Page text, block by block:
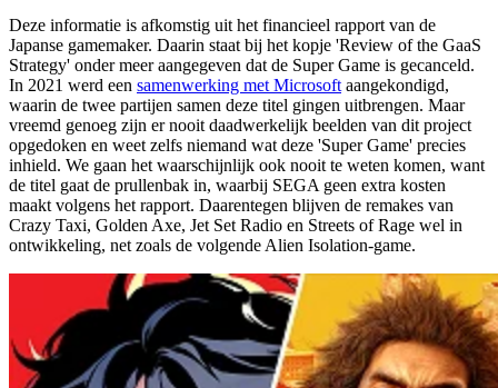
Deze informatie is afkomstig uit het financieel rapport van de
Japanse gamemaker. Daarin staat bij het kopje 'Review of the GaaS
Strategy' onder meer aangegeven dat de Super Game is gecanceld.
In 2021 werd een samenwerking met Microsoft aangekondigd,
waarin de twee partijen samen deze titel gingen uitbrengen. Maar
vreemd genoeg zijn er nooit daadwerkelijk beelden van dit project
opgedoken en weet zelfs niemand wat deze 'Super Game' precies
inhield. We gaan het waarschijnlijk ook nooit te weten komen, want
de titel gaat de prullenbak in, waarbij SEGA geen extra kosten
maakt volgens het rapport. Daarentegen blijven de remakes van
Crazy Taxi, Golden Axe, Jet Set Radio en Streets of Rage wel in
ontwikkeling, net zoals de volgende Alien Isolation-game.